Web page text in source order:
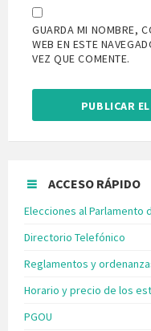
GUARDA MI NOMBRE,
WEB EN ESTE
VEZ QUE COMENTE.
ACCESO RÁPIDO
Elecciones al Parlamento
Directorio Telefónico
Reglamentos y
Horario y precio de los
PGOU